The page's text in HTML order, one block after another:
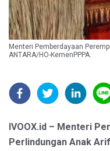
Menteri Pemberdayaan
ANTARA/HO-KemenPPPA.
IVOOX.id – Menteri
Perlindungan Anak